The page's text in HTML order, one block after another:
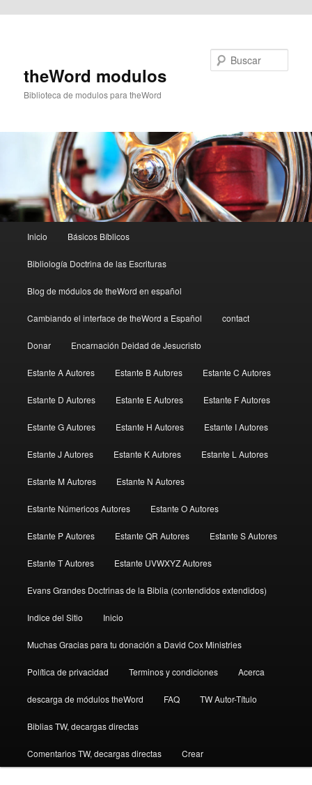
theWord modulos
Biblioteca de modulos para theWord
principal
Inicio Básicos Bíblicos
Bibliología Doctrina de las Escrituras
Blog de módulos de theWord en español
Cambiando el interface de theWord a Español contact
Donar Encarnación Deidad de Jesucristo
Estante A Autores Estante B Autores Estante C Autores
Estante D Autores Estante E Autores Estante F Autores
Estante G Autores Estante H Autores Estante I Autores
Estante J Autores Estante K Autores Estante L Autores
Estante M Autores Estante N Autores
Estante Númericos Autores Estante O Autores
Estante P Autores Estante QR Autores Estante S Autores
Estante T Autores Estante UVWXYZ Autores
Evans Grandes Doctrinas de la Biblia (contendidos extendidos)
Indice del Sitio Inicio
Muchas Gracias para tu donación a David Cox Ministries
Política de privacidad Terminos y condiciones Acerca
descarga de módulos theWord FAQ TW Autor-Título
Biblias TW, decargas directas
Comentarios TW, decargas directas Crear